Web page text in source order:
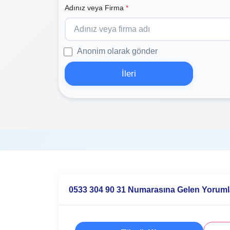
Adınız veya Firma *
Anonim olarak gönder
İleri
0533 304 90 31 Numarasına Gelen